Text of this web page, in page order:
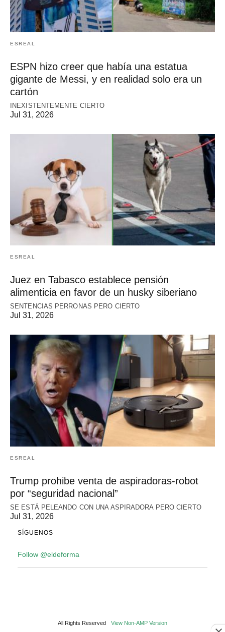
ESREAL
ESPN hizo creer que había una estatua
gigante de Messi, y en realidad solo era un
cartón
INEXISTENTEMENTE CIERTO
Jul 31, 2026
ESREAL
Juez en Tabasco establece pensión
alimenticia en favor de un husky siberiano
SENTENCIAS PERRONAS PERO CIERTO
Jul 31, 2026
ESREAL
Trump prohibe venta de aspiradoras-robot
por “seguridad nacional”
SE ESTÁ PELEANDO CON UNA ASPIRADORA PERO CIERTO
Jul 31, 2026
SÍGUENOS
Follow @eldeforma
All Rights Reserved View Non-AMP Version